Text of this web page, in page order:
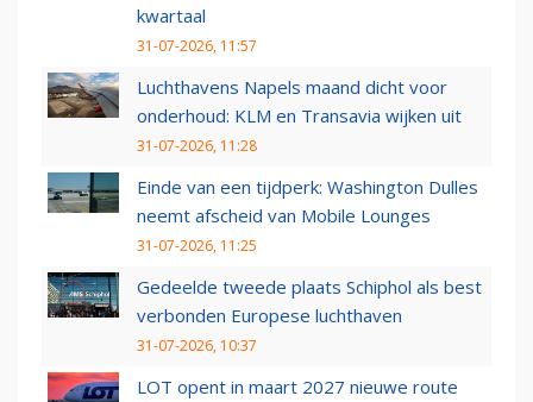
kwartaal
31-07-2026, 11:57
Luchthavens Napels maand dicht voor
onderhoud: KLM en Transavia wijken uit
31-07-2026, 11:28
Einde van een tijdperk: Washington Dulles
neemt afscheid van Mobile Lounges
31-07-2026, 11:25
Gedeelde tweede plaats Schiphol als best
verbonden Europese luchthaven
31-07-2026, 10:37
LOT opent in maart 2027 nieuwe route